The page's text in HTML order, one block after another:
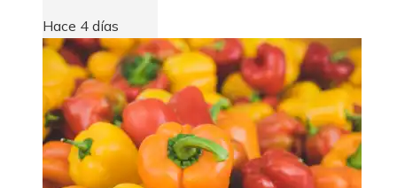
Hace 4 días